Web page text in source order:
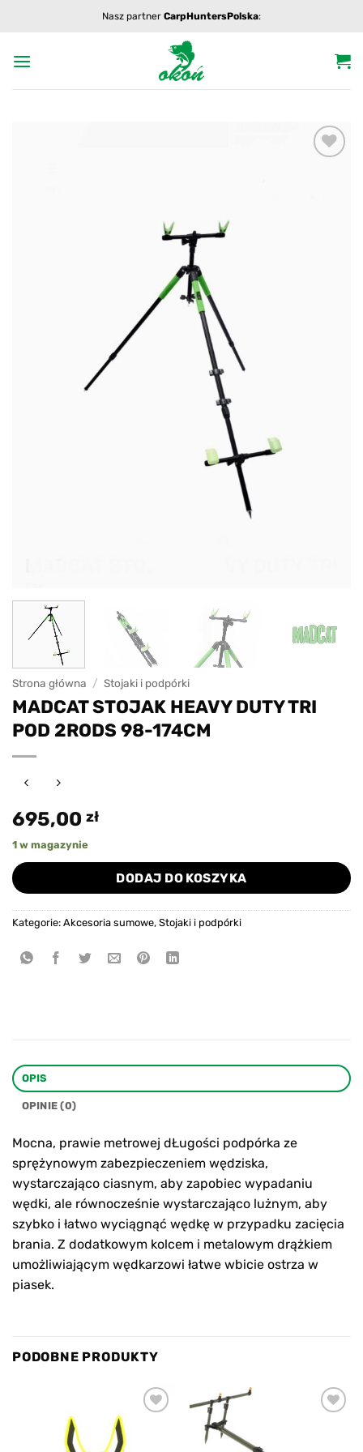
Nasz partner CarpHuntersPolska:
Strona główna / Stojaki i podpórki
MADCAT STOJAK HEAVY DUTY TRI
POD 2RODS 98-174CM
695,00 zł
1 w magazynie
DODAJ DO KOSZYKA
Kategorie: Akcesoria sumowe, Stojaki i podpórki
OPIS
OPINIE (0)
Mocna, prawie metrowej dŁugości podpórka ze
sprężynowym zabezpieczeniem wędziska,
wystarczająco ciasnym, aby zapobiec wypadaniu
wędki, ale równocześnie wystarczająco lużnym, aby
szybko i łatwo wyciągnąć wędkę w przypadku zacięcia
brania. Z dodatkowym kolcem i metalowym drążkiem
umożliwiającym wędkarzowi łatwe wbicie ostrza w
piasek.
PODOBNE PRODUKTY